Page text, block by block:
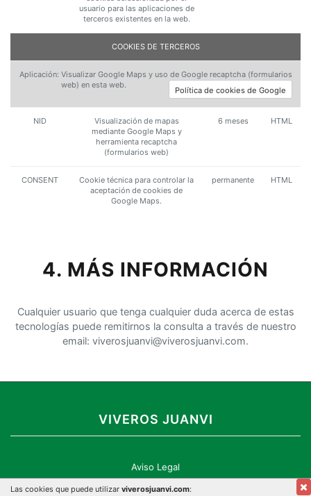
Las cookies que puede utilizar viverosjuanvi.com:
usuario para las aplicaciones de
terceros existentes en la web.
COOKIES DE TERCEROS
Aplicación: Visualizar Google Maps y uso de Google recaptcha (formularios
web) en esta web.
Política de cookies de Google
NID
Visualización de mapas
mediante Google Maps y
herramienta recaptcha
(formularios web)
6 meses HTML
CONSENT
Cookie técnica para controlar la
aceptación de cookies de
Google Maps.
permanente HTML
4. MÁS INFORMACIÓN
Cualquier usuario que tenga cualquier duda acerca de estas
tecnologías puede remitirnos la consulta a través de nuestro
email: viverosjuanvi@viverosjuanvi.com.
VIVEROS JUANVI
Aviso Legal
Política de Privacidad